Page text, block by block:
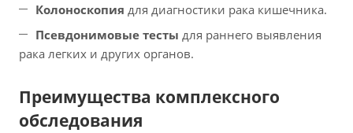
Колоноскопия для диагностики рака кишечника.
Псевдонимовые тесты для раннего выявления
рака легких и других органов.
Преимущества комплексного
обследования